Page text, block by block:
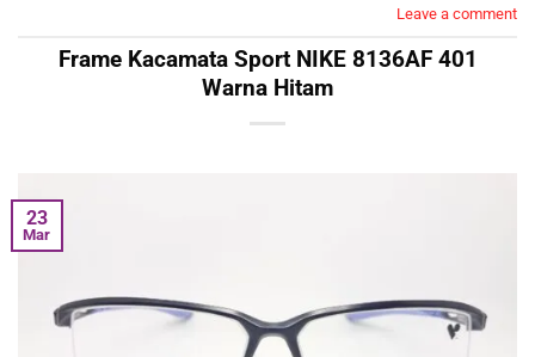
Leave a comment
Frame Kacamata Sport NIKE 8136AF 401
Warna Hitam
23
Mar